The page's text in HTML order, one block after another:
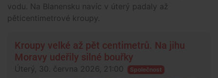
vodu. Na Blanensku navíc v úterý padaly až
pěticentimetrové kroupy.
Kroupy velké až pět centimetrů. Na jihu
Moravy udeřily silné bouřky
Úterý, 30. června 2026, 21:00 Společnost